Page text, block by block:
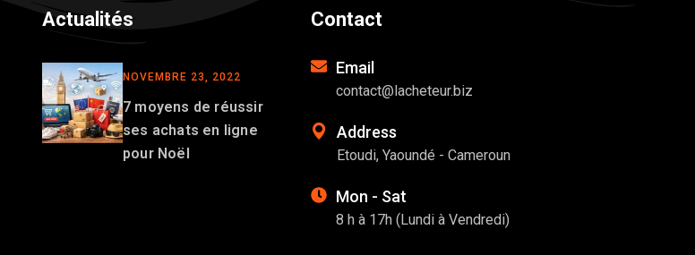
Actualités
NOVEMBRE 23, 2022
7 moyens de réussir
ses achats en ligne
pour Noël
Contact
Email
contact@lacheteur.biz
Address
Etoudi, Yaoundé - Cameroun
Mon - Sat
8 h à 17h (Lundi à Vendredi)